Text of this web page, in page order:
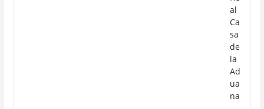
al
Ca
sa
de
la
Ad
ua
na